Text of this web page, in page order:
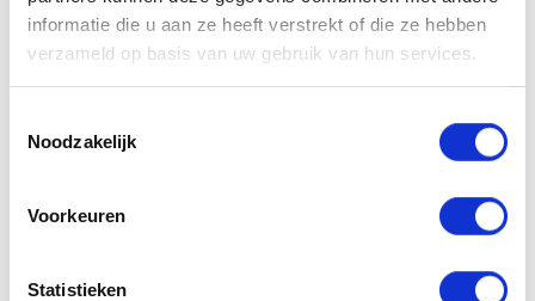
informatie die u aan ze heeft verstrekt of die ze hebben
verzameld op basis van uw gebruik van hun services.
Noodzakelijk
Voorkeuren
Statistieken